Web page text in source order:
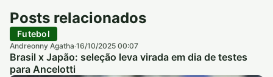
Posts relacionados
Futebol
Andreonny Agatha·16/10/2025 00:07
Brasil x Japão: seleção leva virada em dia de testes
para Ancelotti